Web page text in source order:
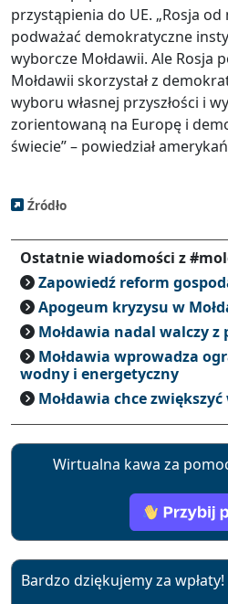
przystąpienia do UE. „Rosja
podważać demokratyczne
wyborcze Mołdawii. Ale Rosja
Mołdawii skorzystał z
wyboru własnej przyszłości i
zorientowaną na Europę i
świecie” – powiedział
Źródło
Ostatnie wiadomości z
Zapowiedź reform
Apogeum kryzysu w
Mołdawia nadal walczy
Mołdawia wprowadza
wodny i energetyczny
Mołdawia chce
Wirtualna kawa za
Bardzo dziękujemy za wpłaty!